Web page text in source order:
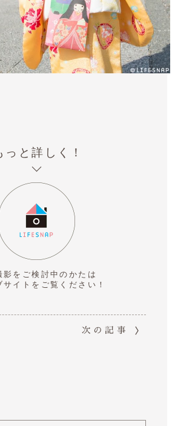
っと詳しく！
影をご検討中のかたは
サイトをご覧ください！
次の記事